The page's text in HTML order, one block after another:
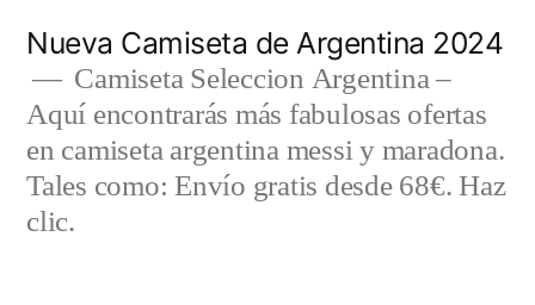
contenido
Nueva Camiseta de Argentina 2024
Camiseta Seleccion Argentina –
Aquí encontrarás más fabulosas ofertas
en camiseta argentina messi y maradona.
Tales como: Envío gratis desde 68€. Haz
clic.